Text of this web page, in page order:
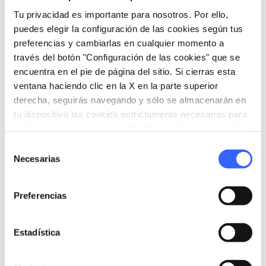
Tu privacidad es importante para nosotros. Por ello,
puedes elegir la configuración de las cookies según tus
preferencias y cambiarlas en cualquier momento a
través del botón "Configuración de las cookies" que se
encuentra en el pie de página del sitio. Si cierras esta
ventana haciendo clic en la X en la parte superior
derecha, seguirás navegando y sólo se almacenarán en
tu dispositivo las cookies estrictamente necesarias para
Necesarias
Preferencias
Estadística
directions Indicaciones
Informaciones
home Dónde
Via Tiberio Gazzei, Radicondoli, SI, Italia
Desde el 28 noviembre 2026 hasta el 29
email Correo electrónico